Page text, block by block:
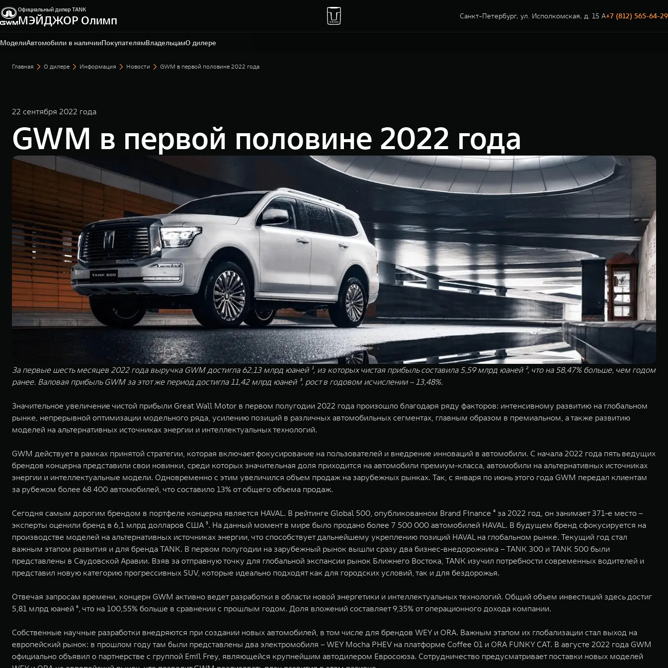
Официальный дилер TANK
МЭЙДЖОР Олимп Санкт-Петербург, ул. Исполкомская, д. 15 А+7 (812) 565-64-29
МоделиАвтомобили в наличииПокупателямВладельцамО дилере
Санкт-Петербург, ул. Исполкомская, д. 15 А
+7 (812) 565-64-29
Главная О дилере Информация Новости GWM в первой половине 2022 года
22 сентября 2022 года
GWM в первой половине 2022 года
За первые шесть месяцев 2022 года выручка GWM достигла 62,13 млрд юаней ¹, из которых чистая прибыль составила 5,59 млрд юаней ², что на 58,47% больше, чем годом
ранее. Валовая прибыль GWM за этот же период достигла 11,42 млрд юаней ³, рост в годовом исчислении – 13,48%.
Значительное увеличение чистой прибыли Great Wall Motor в первом полугодии 2022 года произошло благодаря ряду факторов: интенсивному развитию на глобальном
рынке, непрерывной оптимизации модельного ряда, усилению позиций в различных автомобильных сегментах, главным образом в премиальном, а также развитию
моделей на альтернативных источниках энергии и интеллектуальных технологий.
GWM действует в рамках принятой стратегии, которая включает фокусирование на пользователей и внедрение инноваций в автомобили. С начала 2022 года пять ведущих
брендов концерна представили свои новинки, среди которых значительная доля приходится на автомобили премиум-класса, автомобили на альтернативных источниках
энергии и интеллектуальные модели. Одновременно с этим увеличился объем продаж на зарубежных рынках. Так, с января по июнь этого года GWM передал клиентам
за рубежом более 68 400 автомобилей, что составило 13% от общего объема продаж.
Сегодня самым дорогим брендом в портфеле концерна является HAVAL. В рейтинге Global 500, опубликованном Brand Finance ⁴ за 2022 год, он занимает 371-е место –
эксперты оценили бренд в 6,1 млрд долларов США ⁵. На данный момент в мире было продано более 7 500 000 автомобилей HAVAL. В будущем бренд сфокусируется на
производстве моделей на альтернативных источниках энергии, что способствует дальнейшему укреплению позиций HAVAL на глобальном рынке. Текущий год стал
важным этапом развития и для бренда TANK. В первом полугодии на зарубежный рынок вышли сразу два бизнес-внедорожника – TANK 300 и TANK 500 были
представлены в Саудовской Аравии. Взяв за отправную точку для глобальной экспансии рынок Ближнего Востока, TANK изучил потребности современных водителей и
представил новую категорию прогрессивных SUV, которые идеально подходят как для городских условий, так и для бездорожья.
Отвечая запросам времени, концерн GWM активно ведет разработки в области новой энергетики и интеллектуальных технологий. Общий объем инвестиций здесь достиг
5,81 млрд юаней ⁶, что на 100,55% больше в сравнении с прошлым годом. Доля вложений составляет 9,35% от операционного дохода компании.
Собственные научные разработки внедряются при создании новых автомобилей, в том числе для брендов WEY и ORA. Важным этапом их глобализации стал выход на
европейский рынок: в прошлом году там были представлены два электромобиля – WEY Mocha PHEV на платформе Coffee 01 и ORA FUNKY CAT. В августе 2022 года GWM
официально объявил о партнерстве с группой Emil Frey, являющейся крупнейшим автодилером Евросоюза. Сотрудничество предусматривает поставки новых моделей